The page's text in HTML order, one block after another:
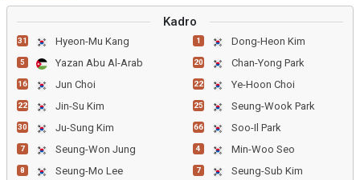
Kadro
31 Hyeon-Mu Kang
5 Yazan Abu Al-Arab
16 Jun Choi
22 Jin-Su Kim
30 Ju-Sung Kim
7 Seung-Won Jung
8 Seung-Mo Lee
1 Dong-Heon Kim
20 Chan-Yong Park
22 Ye-Hoon Choi
25 Seung-Wook Park
66 Soo-Il Park
4 Min-Woo Seo
7 Seung-Sub Kim